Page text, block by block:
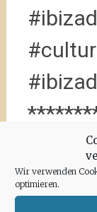
Wir verwenden
optimieren.
and
Santa